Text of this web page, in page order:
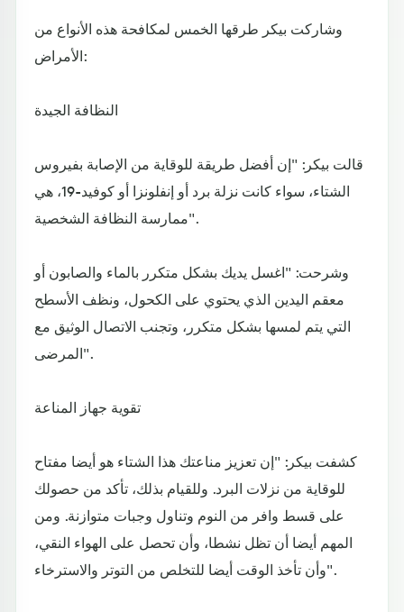
وشاركت بيكر طرقها الخمس لمكافحة هذه الأنواع من
الأمراض:
النظافة الجيدة
قالت بيكر: "إن أفضل طريقة للوقاية من الإصابة بفيروس
الشتاء، سواء كانت نزلة برد أو إنفلونزا أو كوفيد-19، هي
ممارسة النظافة الشخصية".
وشرحت: "اغسل يديك بشكل متكرر بالماء والصابون أو
معقم اليدين الذي يحتوي على الكحول، ونظف الأسطح
التي يتم لمسها بشكل متكرر، وتجنب الاتصال الوثيق مع
المرضى".
تقوية جهاز المناعة
كشفت بيكر: "إن تعزيز مناعتك هذا الشتاء هو أيضا مفتاح
للوقاية من نزلات البرد. وللقيام بذلك، تأكد من حصولك
على قسط وافر من النوم وتناول وجبات متوازنة. ومن
المهم أيضا أن تظل نشطا، وأن تحصل على الهواء النقي،
وأن تأخذ الوقت أيضا للتخلص من التوتر والاسترخاء".